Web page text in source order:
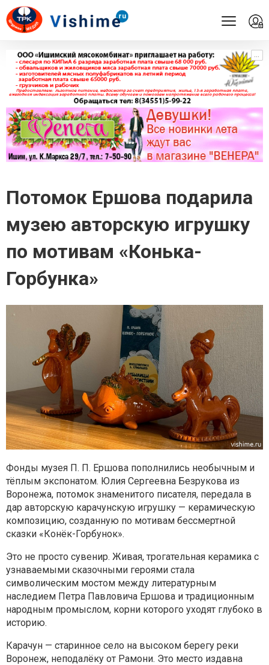
...
...
Потомок Ершова подарила
музею авторскую игрушку
по мотивам «Конька-
Горбунка»
Фонды музея П. П. Ершова пополнились необычным и
тёплым экспонатом. Юлия Сергеевна Безрукова из
Воронежа, потомок знаменитого писателя, передала в
дар авторскую карачунскую игрушку — керамическую
композицию, созданную по мотивам бессмертной
сказки «Конёк-Горбунок».
Это не просто сувенир. Живая, трогательная керамика с
узнаваемыми сказочными героями стала
символическим мостом между литературным
наследием Петра Павловича Ершова и традиционным
народным промыслом, корни которого уходят глубоко в
историю.
Карачун — старинное село на высоком берегу реки
Воронеж, неподалёку от Рамони. Это место издавна